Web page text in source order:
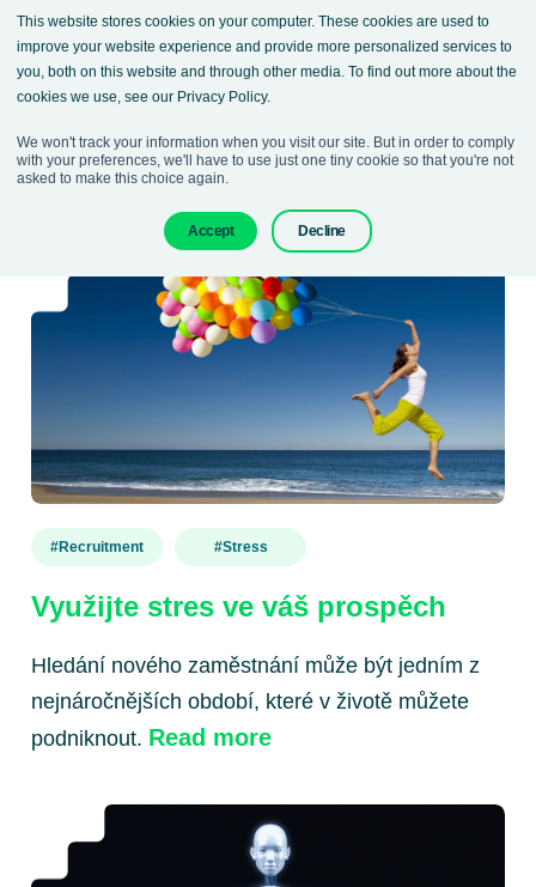
This website stores cookies on your computer. These cookies are used to
improve your website experience and provide more personalized services to
you, both on this website and through other media. To find out more about the
cookies we use, see our Privacy Policy.
We won't track your information when you visit our site. But in order to comply
with your preferences, we'll have to use just one tiny cookie so that you're not
asked to make this choice again.
Accept Decline
Blog
#recruitment #stress
Využijte stres ve váš prospěch
Hledání nového zaměstnání může být jedním z
nejnáročnějších období, které v životě můžete
podniknout. Read more